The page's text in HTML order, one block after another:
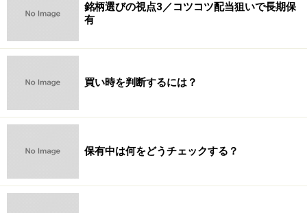
銘柄選びの視点3／コツコツ配当狙いで長期保
有
買い時を判断するには？
保有中は何をどうチェックする？